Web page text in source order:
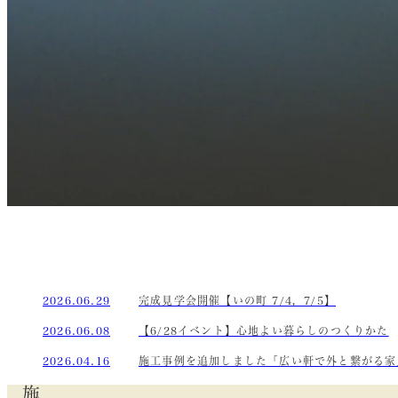
2026.06.29 完成見学会開催【いの町 7/4，7/5】
2026.06.08 【6/28イベント】心地よい暮らしのつくりかた
2026.04.16 施工事例を追加しました「広い軒で外と繋がる